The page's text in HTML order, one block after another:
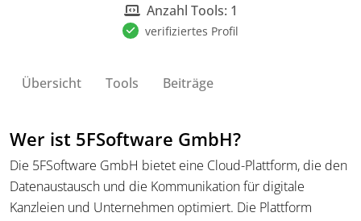
Anzahl Tools: 1
verifiziertes Profil
Übersicht Tools Beiträge
Wer ist 5FSoftware GmbH?
Die 5FSoftware GmbH bietet eine Cloud-Plattform, die den
Datenaustausch und die Kommunikation für digitale
Kanzleien und Unternehmen optimiert. Die Plattform